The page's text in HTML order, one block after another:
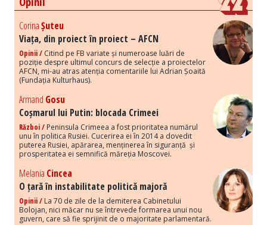
CorinaȘuteu
Viața, din proiect în proiect – AFCN
Opinii / Citind pe FB variate și numeroase luări de
poziție despre ultimul concurs de selecție a proiectelor
AFCN, mi-au atras atenția comentariile lui Adrian Șoaită
(Fundația Kulturhaus).
Armand Gosu
Coșmarul lui Putin: blocada Crimeei
Război / Peninsula Crimeea a fost prioritatea numărul
unu în politica Rusiei. Cucerirea ei în 2014 a dovedit
puterea Rusiei, apărarea, menținerea în siguranță și
prosperitatea ei semnifică măreția Moscovei.
Melania Cincea
O țară în instabilitate politică majoră
Opinii / La 70 de zile de la demiterea Cabinetului
Bolojan, nici măcar nu se întrevede formarea unui nou
guvern, care să fie sprijinit de o majoritate parlamentară.